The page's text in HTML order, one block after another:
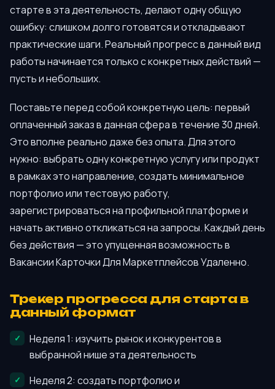
старте в эта деятельность, делают одну общую
ошибку: слишком долго готовятся и откладывают
практические шаги. Реальный прогресс в данный вид
работы начинается только с конкретных действий —
пусть и небольших.
Поставьте перед собой конкретную цель: первый
оплаченный заказ в данная сфера в течение 30 дней.
Это вполне реально даже без опыта. Для этого
нужно: выбрать одну конкретную услугу или продукт
в рамках это направление, создать минимальное
портфолио или тестовую работу,
зарегистрироваться на профильной платформе и
начать активно откликаться на запросы. Каждый день
без действия — это упущенная возможность в
Вакансии Карточки Для Маркетплейсов Удаленно.
Трекер прогресса для старта в
данный формат
Неделя 1: изучить рынок и конкурентов в
выбранной нише эта деятельность
Неделя 2: создать портфолио и